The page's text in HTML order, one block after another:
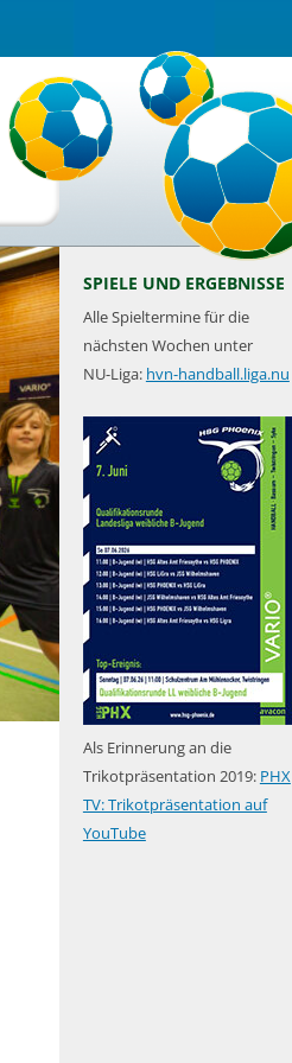
SPIELE UND ERGEBNISSE
Alle Spieltermine für die
nächsten Wochen unter
NU-Liga: hvn-handball.liga.nu
Als Erinnerung an die
Trikotpräsentation 2019: PHX
TV: Trikotpräsentation auf
YouTube